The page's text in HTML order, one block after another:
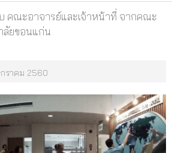
คณะอาจารย์และเจ้าหน้าที่ จากคณะ
ลัยขอนแก่น
ราคม 2560